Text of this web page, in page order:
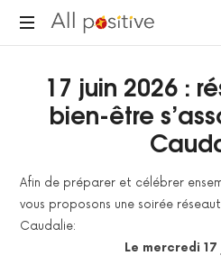
All
pour
se
réinventer."
17 juin 2026 :
bien-être
Afin de préparer et célébrer
vous proposons une soirée
Caudalie:
Le mercredi